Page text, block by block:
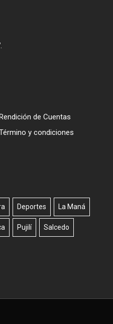
de Cuentas
y condiciones
Deportes La Maná
Pujilí Salcedo